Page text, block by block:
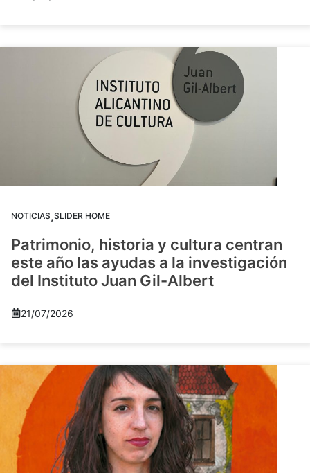
NOTICIAS,SLIDER HOME
Patrimonio, historia y cultura centran
este año las ayudas a la investigación
del Instituto Juan Gil-Albert
21/07/2026